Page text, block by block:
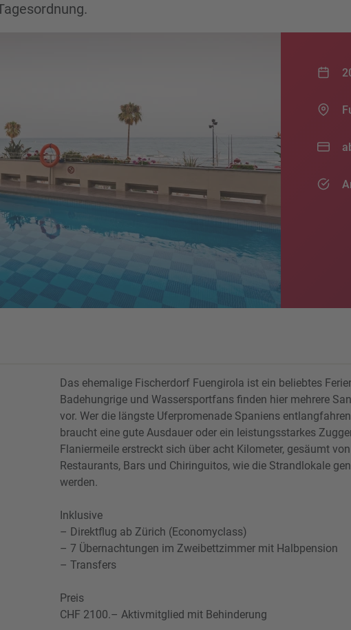
Das ehemalige Fischerdorf Fuengirola ist ein beliebtes
Badehungrige und Wassersportfans finden hier mehrere
vor. Wer die längste Uferpromenade Spaniens
braucht eine gute Ausdauer oder ein leistungsstarkes
Flaniermeile erstreckt sich über acht Kilometer, gesäumt von
Restaurants, Bars und Chiringuitos, wie die Strandlokale
werden.
Inklusive
– Direktflug ab Zürich (Economyclass)
– 7 Übernachtungen im Zweibettzimmer mit Halbpension
– Transfers
Preis
CHF 2100.– Aktivmitglied mit Behinderung